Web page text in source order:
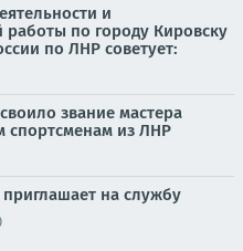
и
работы по городу Кировску
по ЛНР советует:
звание мастера
спортсменам из ЛНР
на службу